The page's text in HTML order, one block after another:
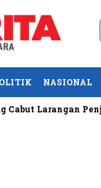
NASIONAL
Larangan